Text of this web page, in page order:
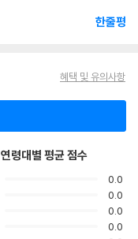
한줄평
혜택 및 유의사항
연령대별 평균 점수
0.0
0.0
0.0
0.0